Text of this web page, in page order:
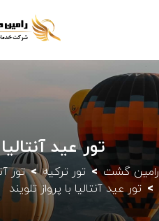
تور عید
رامین گشت تور ترکیه تور
تور عید آنتالیا با پرواز تلویند